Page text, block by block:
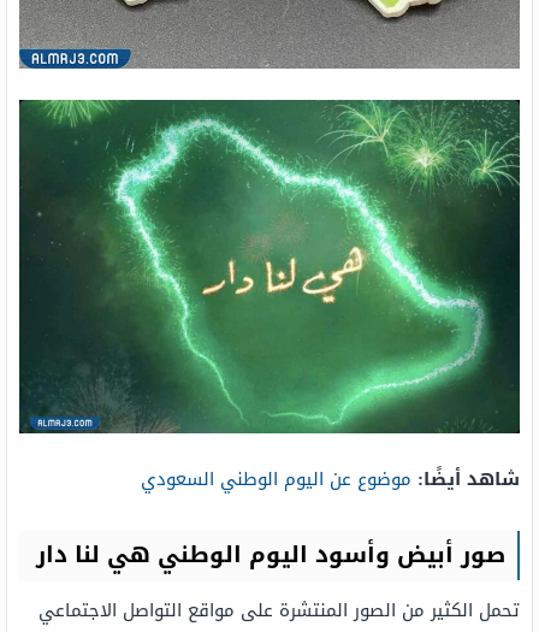
شاهد أيضًا: موضوع عن اليوم الوطني السعودي
صور أبيض وأسود اليوم الوطني هي لنا دار
تحمل الكثير من الصور المنتشرة على مواقع التواصل الاجتماعي